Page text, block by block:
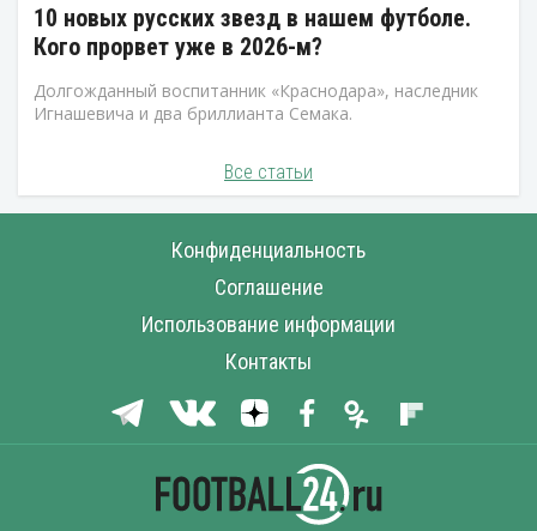
10 новых русских звезд в нашем футболе.
Кого прорвет уже в 2026-м?
Долгожданный воспитанник «Краснодара», наследник
Игнашевича и два бриллианта Семака.
Все статьи
Конфиденциальность
Соглашение
Использование информации
Контакты